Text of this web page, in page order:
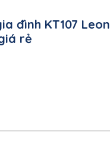
đình KT107 Leon
rẻ